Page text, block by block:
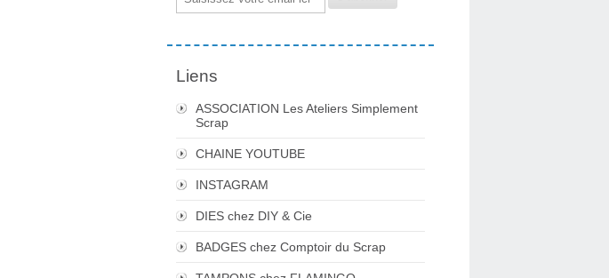
Liens
ASSOCIATION Les Ateliers Simplement
Scrap
CHAINE YOUTUBE
INSTAGRAM
DIES chez DIY & Cie
BADGES chez Comptoir du Scrap